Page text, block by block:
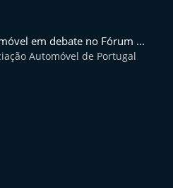
em debate no Fórum ...
Automóvel de Portugal